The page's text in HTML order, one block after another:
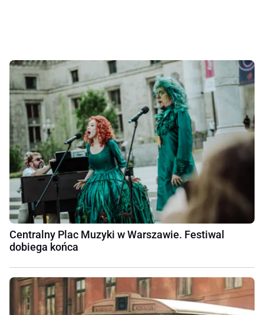
Centralny Plac Muzyki w Warszawie. Festiwal
dobiega końca